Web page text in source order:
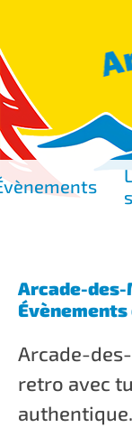
Arcade-
Arcade-
retro avec
authentique.